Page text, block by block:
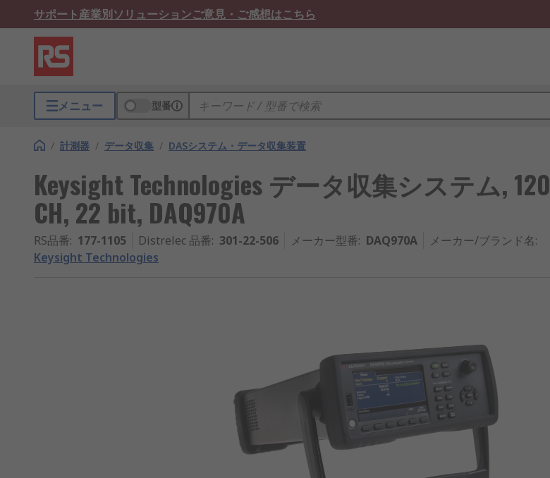
サポート産業別ソリューションご意見・ご感想はこちら
メニュー 型番
/ 計測器 / データ収集 / DASシステム・データ収集装置
Keysight Technologies データ収集システム, 120
CH, 22 bit, DAQ970A
RS品番: 177-1105 Distrelec 品番: 301-22-506 メーカー型番: DAQ970A メーカー/ブランド名:
Keysight Technologies